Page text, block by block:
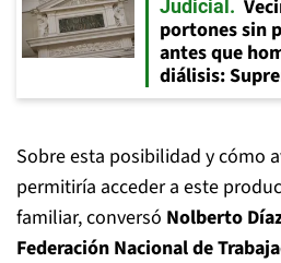
Judicial
portones sin
antes que
diálisis:
Sobre esta posibilidad y cómo
permitiría acceder a este
familiar, conversó Nolberto
Federación Nacional de